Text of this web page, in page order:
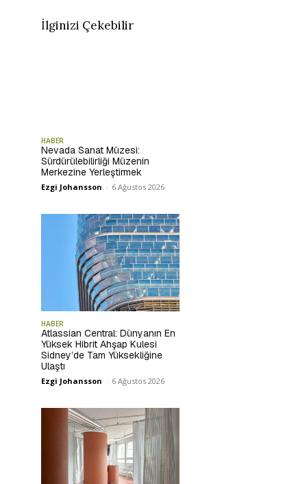
İlginizi Çekebilir
HABER
Nevada Sanat Müzesi:
Sürdürülebilirliği Müzenin
Merkezine Yerleştirmek
Ezgi Johansson - 6 Ağustos 2026
HABER
Atlassian Central: Dünyanın En
Yüksek Hibrit Ahşap Kulesi
Sidney’de Tam Yüksekliğine
Ulaştı
Ezgi Johansson - 6 Ağustos 2026